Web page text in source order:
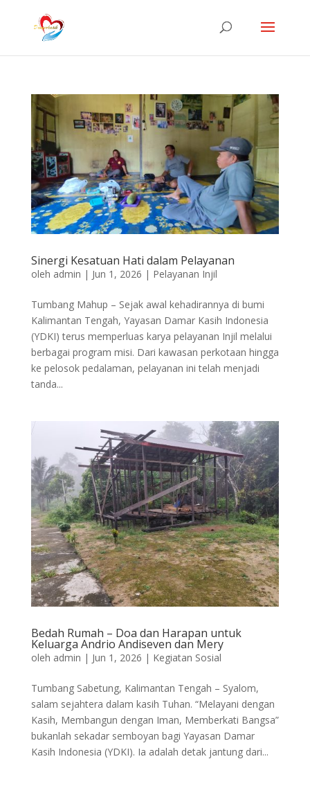
Sinergi Kesatuan Hati dalam Pelayanan
oleh admin | Jun 1, 2026 | Pelayanan Injil
Tumbang Mahup – Sejak awal kehadirannya di bumi
Kalimantan Tengah, Yayasan Damar Kasih Indonesia
(YDKI) terus memperluas karya pelayanan Injil melalui
berbagai program misi. Dari kawasan perkotaan hingga
ke pelosok pedalaman, pelayanan ini telah menjadi
tanda...
Bedah Rumah – Doa dan Harapan untuk
Keluarga Andrio Andiseven dan Mery
oleh admin | Jun 1, 2026 | Kegiatan Sosial
Tumbang Sabetung, Kalimantan Tengah – Syalom,
salam sejahtera dalam kasih Tuhan. “Melayani dengan
Kasih, Membangun dengan Iman, Memberkati Bangsa”
bukanlah sekadar semboyan bagi Yayasan Damar
Kasih Indonesia (YDKI). Ia adalah detak jantung dari...